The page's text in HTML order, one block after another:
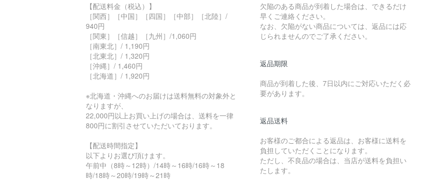
【配送料金（税込）】
［関西］［中国］［四国］［中部］［北陸］/
940円
［関東］［信越］［九州］/1,060円
［南東北］/ 1,190円
［北東北］/ 1,320円
［沖縄］/ 1,460円
［北海道］/ 1,920円
※北海道・沖縄へのお届けは送料無料の対象外と
なりますが、
22,000円以上お買い上げの場合は、送料を一律
800円に割引させていただいております。
【配送時間指定】
以下よりお選び頂けます。
午前中（8時～12時）/14時～16時/16時～18
時/18時～20時/19時～21時
欠陥のある商品が到着した場合は、できるだけ
早くご連絡ください。
なお、欠陥がない商品については、返品には応
じられませんのでご了承ください。
返品期限
商品が到着した後、7日以内にご対応いただく必
要があります。
返品送料
お客様のご都合による返品は、お客様に送料を
負担していただくことになります。
ただし、不良品の場合は、当店が送料を負担い
たします。